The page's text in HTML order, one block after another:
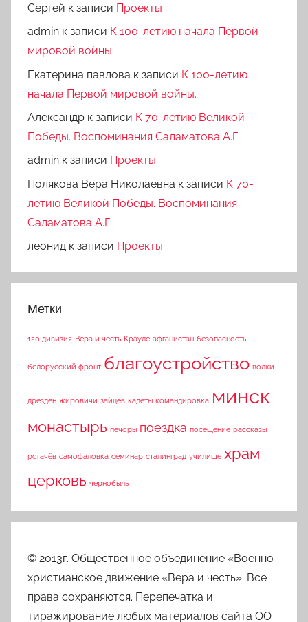
Сергей к записи Проекты
admin к записи К 100-летию начала Первой
мировой войны.
Екатерина павлова к записи К 100-летию
начала Первой мировой войны.
Александр к записи К 70-летию Великой
Победы. Воспоминания Саламатова А.Г.
admin к записи Проекты
Полякова Вера Николаевна к записи К 70-
летию Великой Победы. Воспоминания
Саламатова А.Г.
леонид к записи Проекты
Метки
120 дивизия Вера и честь Крауле афганистан безопасность
белорусский фронт благоустройство волки
дрезден жировичи зайцев кадеты командировка минск
монастырь печоры поездка посещение рассказы
рогачёв самофаловка семинар сталинград училище храм
церковь чернобыль
© 2013г. Общественное объединение «Военно-
христианское движение «Вера и честь». Все
права сохраняются. Перепечатка и
тиражирование любых материалов сайта ОО